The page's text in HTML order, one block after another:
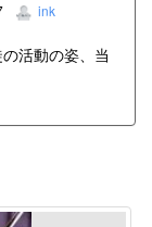
ink
活動の姿、当